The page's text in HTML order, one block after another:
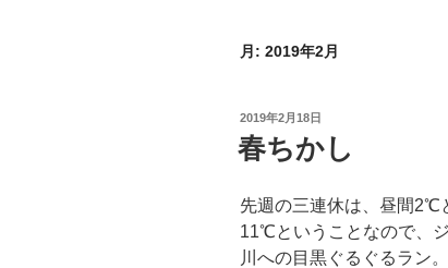
月: 2019年2月
投
稿
日:
2019年2月18日
春ちかし
先週の三連休は、昼間2℃
11℃ということなので、
川への目黒ぐるぐるラン